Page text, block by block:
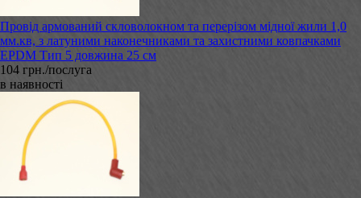
Провід армований скловолокном та перерізом мідної жили 1,0
мм.кв, з латуними наконечниками та захистними ковпачками
EPDM Тип 5 довжина 25 см
104 грн./послуга
в наявності